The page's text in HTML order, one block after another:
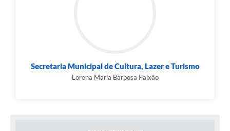
Secretaria Municipal de Cultura, Lazer e Turismo
Lorena Maria Barbosa Paixão